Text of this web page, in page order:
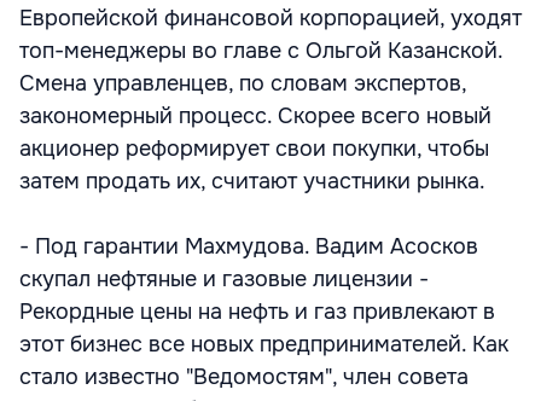
Европейской финансовой корпорацией, уходят
топ-менеджеры во главе с Ольгой Казанской.
Смена управленцев, по словам экспертов,
закономерный процесс. Скорее всего новый
акционер реформирует свои покупки, чтобы
затем продать их, считают участники рынка.
- Под гарантии Махмудова. Вадим Асосков
скупал нефтяные и газовые лицензии -
Рекордные цены на нефть и газ привлекают в
этот бизнес все новых предпринимателей. Как
стало известно "Ведомостям", член совета